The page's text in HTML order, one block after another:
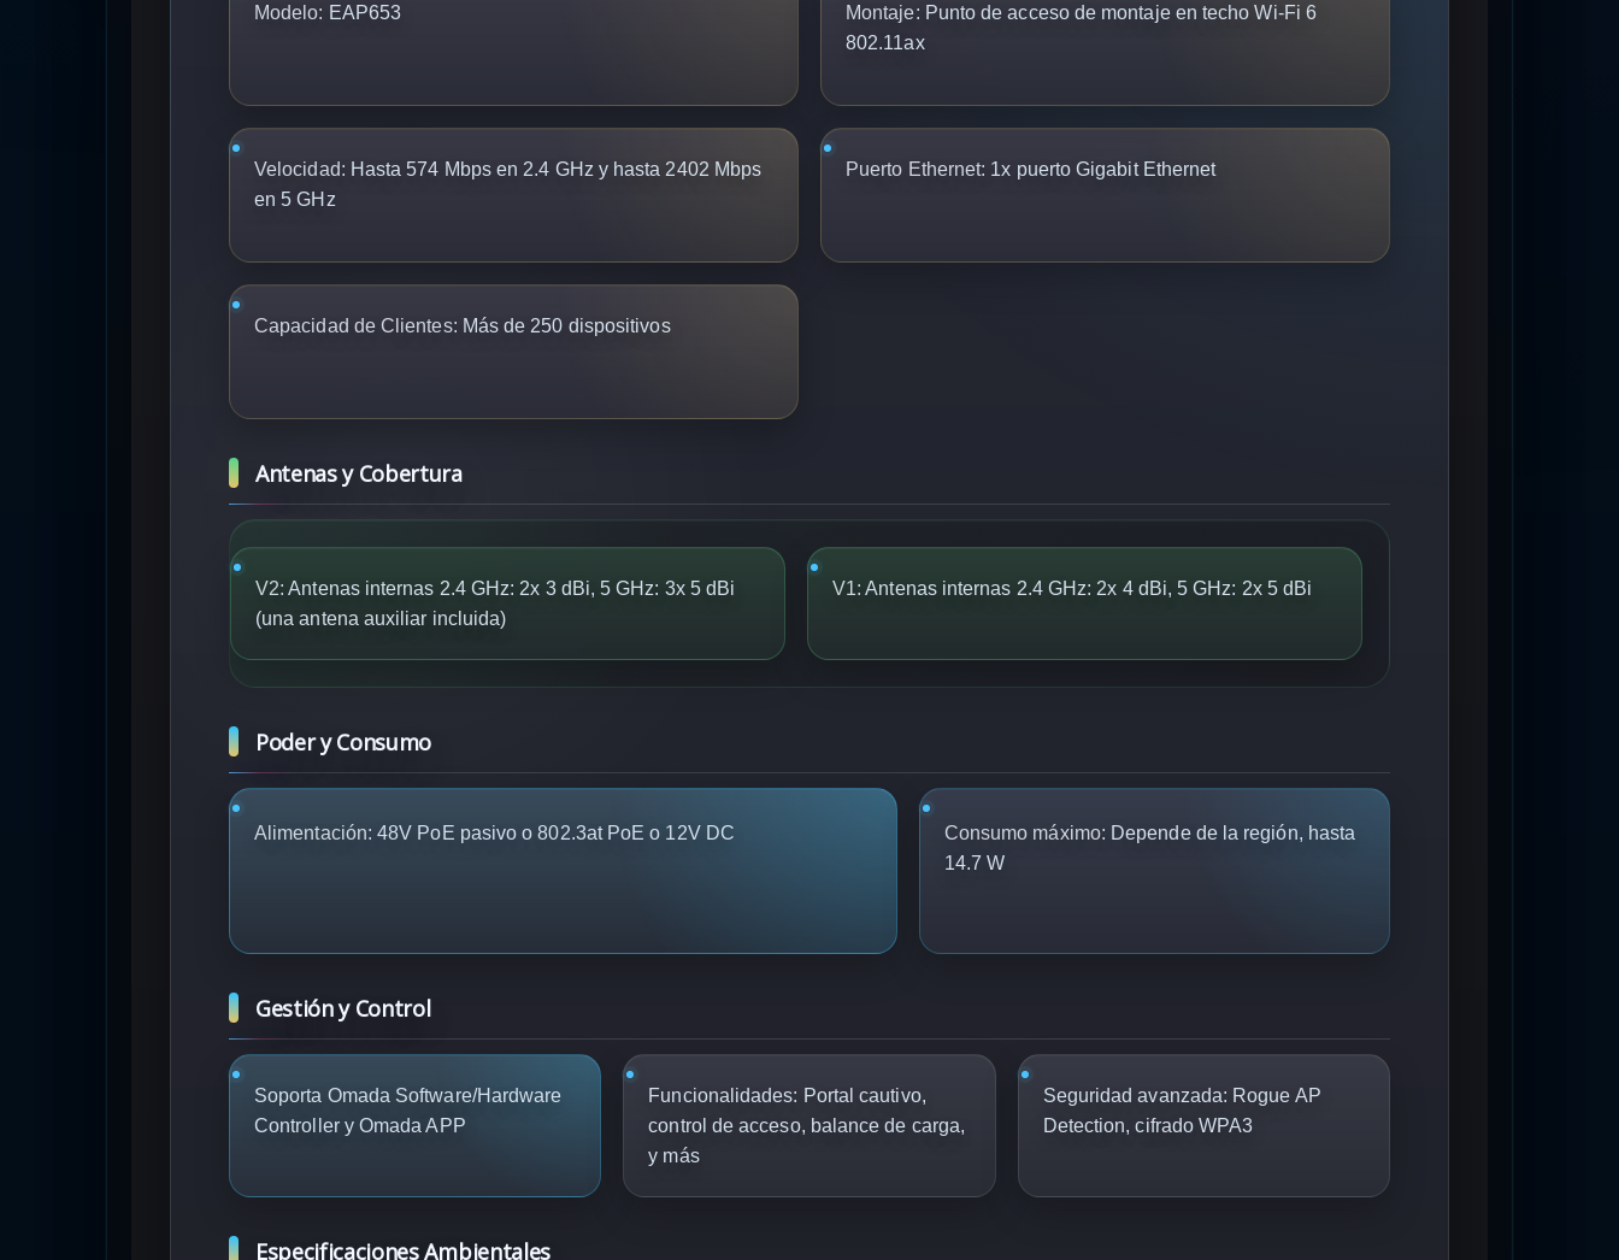
Modelo: EAP653 Montaje: Punto de acceso de montaje en techo Wi-Fi 6
802.11ax
Velocidad: Hasta 574 Mbps en 2.4 GHz y hasta 2402 Mbps
en 5 GHz
Puerto Ethernet: 1x puerto Gigabit Ethernet
Capacidad de Clientes: Más de 250 dispositivos
Antenas y Cobertura
V2: Antenas internas 2.4 GHz: 2x 3 dBi, 5 GHz: 3x 5 dBi
(una antena auxiliar incluida)
V1: Antenas internas 2.4 GHz: 2x 4 dBi, 5 GHz: 2x 5 dBi
Poder y Consumo
Alimentación: 48V PoE pasivo o 802.3at PoE o 12V DC Consumo máximo: Depende de la región, hasta
14.7 W
Gestión y Control
Soporta Omada Software/Hardware
Controller y Omada APP
Funcionalidades: Portal cautivo,
control de acceso, balance de carga,
y más
Seguridad avanzada: Rogue AP
Detection, cifrado WPA3
Especificaciones Ambientales